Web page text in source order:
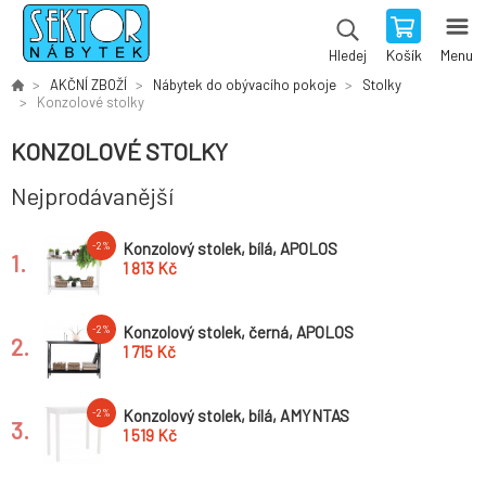
Hledej Košík Menu
AKČNÍ ZBOŽÍ Nábytek do obývacího pokoje
Stolky
Konzolové stolky
KONZOLOVÉ STOLKY
Nejprodávanější
1.
-2%
Konzolový stolek, bílá, APOLOS
1 813 Kč
2.
-2%
Konzolový stolek, černá, APOLOS
1 715 Kč
3.
-2%
Konzolový stolek, bílá, AMYNTAS
1 519 Kč